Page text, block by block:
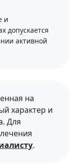
и
допускается
активной
на
характер и
Для
.